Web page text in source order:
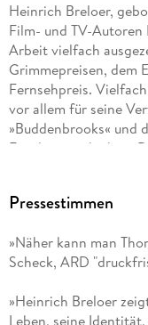
Heinrich Breloer,
Film- und TV-Autoren
Arbeit vielfach
Grimmepreisen, dem
Fernsehpreis.
vor allem für seine
»Buddenbrooks« und
Familiengeschichte
Pressestimmen
»Näher kann man
Scheck, ARD
»Heinrich Breloer
Leben, seine